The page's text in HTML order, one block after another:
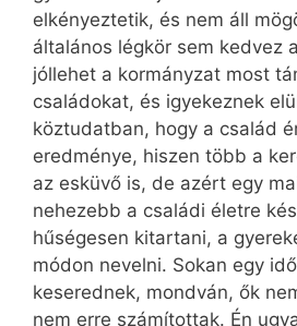
elkényeztetik, és nem áll
általános légkör sem kedvez
jóllehet a kormányzat most
családokat, és igyekeznek
köztudatban, hogy a család
eredménye, hiszen több a
az esküvő is, de azért egy
nehezebb a családi életre
hűségesen kitartani, a
módon nevelni. Sokan egy
keserednek, mondván, ők
nem erre számítottak. Én